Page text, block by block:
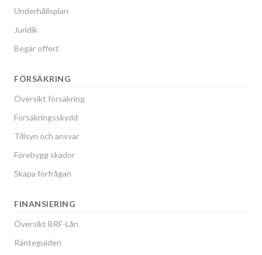
Underhållsplan
Juridik
Begär offert
FÖRSÄKRING
Översikt försäkring
Försäkringsskydd
Tillsyn och ansvar
Förebygg skador
Skapa förfrågan
FINANSIERING
Översikt BRF-Lån
Ränteguiden